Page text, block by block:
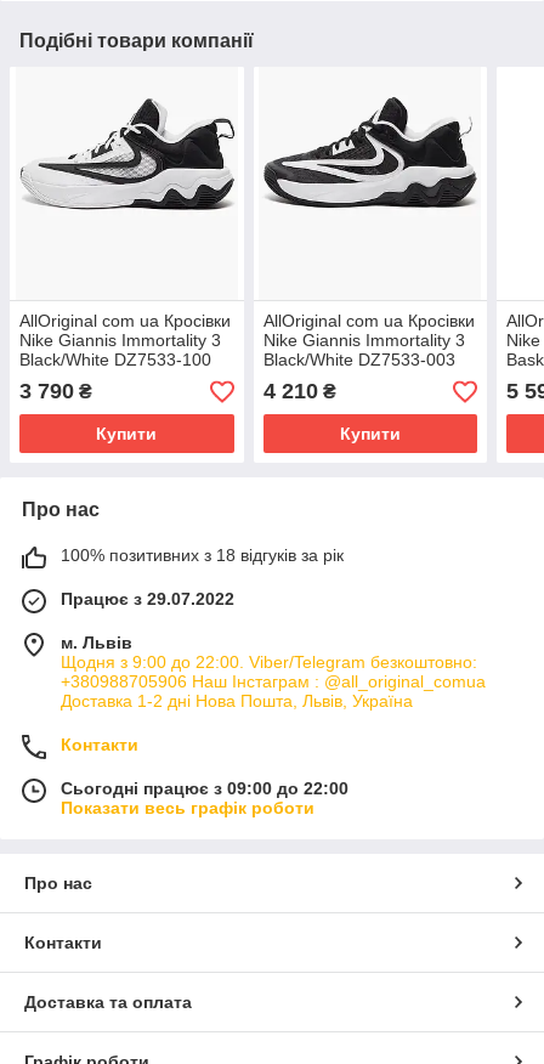
Подібні товари компанії
AllOriginal com ua Кросівки
Nike Giannis Immortality 3
Black/White DZ7533-100
РОЗМІРИ ЗАПИТУЙТЕ
3 790 ₴
Купити
AllOriginal com ua Кросівки
Nike Giannis Immortality 3
Black/White DZ7533-003
РОЗМІРИ ЗАПИТУЙТЕ
4 210₴
Купити
5
Про нас
100% позитивних з 18 відгуків за рік
Працює з 29.07.2022
м. Львів
Щодня з 9:00 до 22:00. Viber/Telegram безкоштовно:
+380988705906 Наш Інстаграм : @all_original_comua
Доставка 1-2 дні Нова Пошта, Львів, Україна
Контакти
Сьогодні працює з 09:00 до 22:00
Показати весь графік роботи
Про нас
Контакти
Доставка та оплата